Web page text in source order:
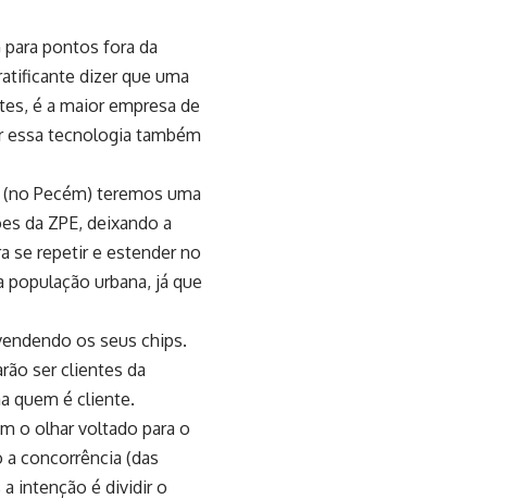
pontos fora da
dizer que uma
é a maior empresa de
essa tecnologia também
Pecém) teremos uma
da ZPE, deixando a
se repetir e estender no
urbana, já que
os seus chips.
ser clientes da
quem é cliente.
o olhar voltado para o
concorrência (das
a intenção é dividir o